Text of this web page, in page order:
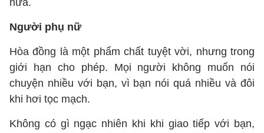
nữa.
Người phụ nữ
Hòa đồng là một phẩm chất tuyệt vời, nhưng trong
giới hạn cho phép. Mọi người không muốn nói
chuyện nhiều với bạn, vì bạn nói quá nhiều và đôi
khi hơi tọc mạch.
Không có gì ngạc nhiên khi khi giao tiếp với bạn,